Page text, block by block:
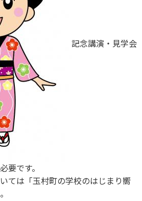
記念講演・見学会
要です。
ては「玉村町の学校のはじまり嚮